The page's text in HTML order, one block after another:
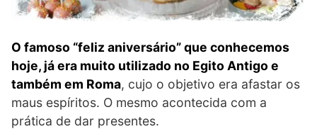
O famoso “feliz aniversário” que conhecemos
hoje, já era muito utilizado no Egito Antigo e
também em Roma, cujo o objetivo era afastar os
maus espíritos. O mesmo acontecida com a
prática de dar presentes.